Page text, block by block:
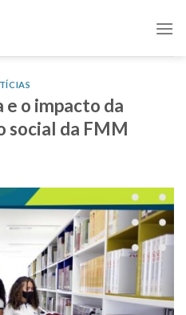
o impacto da
social da FMM